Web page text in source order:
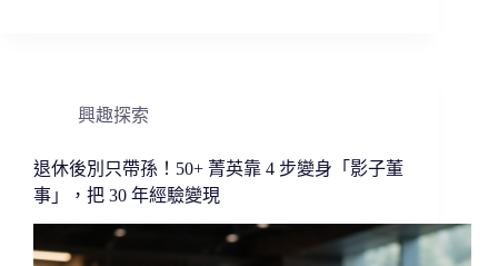
興趣探索
退休後別只帶孫！50+ 菁英靠 4 步變身「影子董
事」，把 30 年經驗變現